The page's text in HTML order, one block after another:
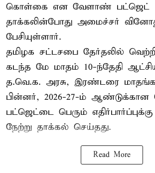
கொள்கை என வேளாண் பட்ஜெட்
தாக்கலின்போது அமைச்சர்
பேசியுள்ளார்.
தமிழக சட்டசபை தேர்தலில்
கடந்த மே மாதம் 10-ந்தேதி
த.வெ.க. அரசு, இரண்டரை
பின்னர், 2026-27-ம் ஆண்டுக்கான
பட்ஜெட்டை பெரும்
நேற்று தாக்கல் செய்தது.
Read More